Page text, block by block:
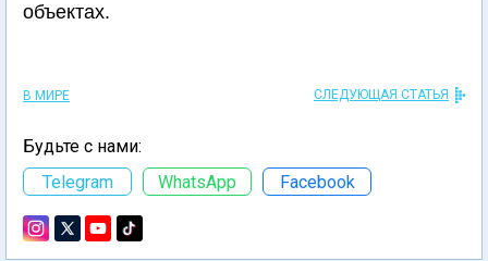
объектах.
В МИРЕ СЛЕДУЮЩАЯ СТАТЬЯ
Будьте с нами:
Telegram
WhatsApp Facebook